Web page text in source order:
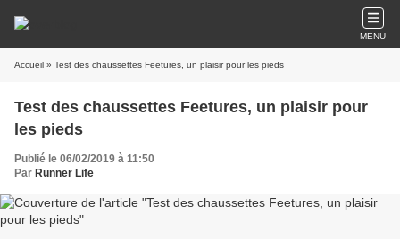
MENU
Accueil » Test des chaussettes Feetures, un plaisir pour les pieds
Test des chaussettes Feetures, un plaisir pour
les pieds
Publié le 06/02/2019 à 11:50
Par Runner Life